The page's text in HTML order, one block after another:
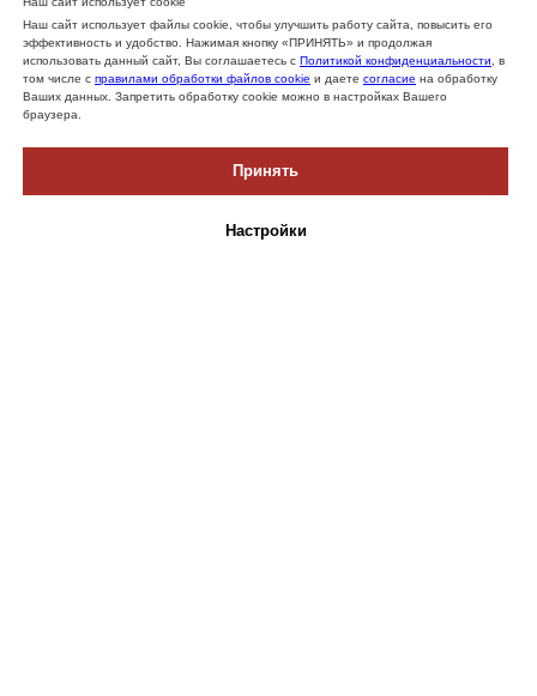
Наш сайт использует файлы cookie, чтобы улучшить работу сайта, повысить его
эффективность и удобство. Нажимая кнопку «ПРИНЯТЬ» и продолжая
использовать данный сайт, Вы соглашаетесь с Политикой конфиденциальности, в
том числе с правилами обработки файлов cookie и даете согласие на обработку
Ваших данных. Запретить обработку cookie можно в настройках Вашего
браузера.
Принять
Настройки